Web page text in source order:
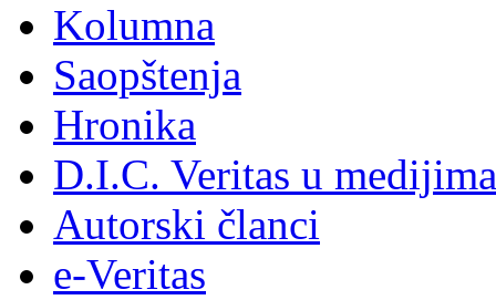
Kolumna
Saopštenja
Hronika
D.I.C. Veritas u medijima
Autorski članci
e-Veritas